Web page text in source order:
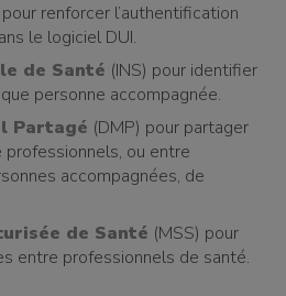
pour renforcer l’authentification
le logiciel DUI.
de Santé (INS) pour identifier
personne accompagnée.
Partagé (DMP) pour partager
ou entre
accompagnées, de
de Santé (MSS) pour
entre professionnels de santé.